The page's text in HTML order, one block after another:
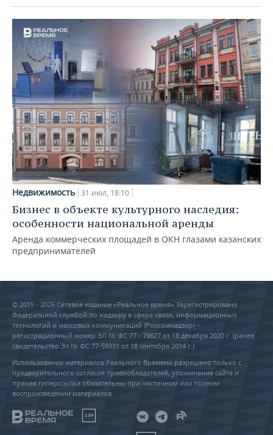
Недвижимость 31 июл, 18:10
Бизнес в объекте культурного наследия:
особенности национальной аренды
Аренда коммерческих площадей в ОКН глазами казанских
предпринимателей
© 2015 - 2026 Сетевое издание «Реальное время» Зарегистрировано
Федеральной службой по надзору в сфере связи, информационных
технологий и массовых коммуникаций (Роскомнадзор) –
регистрационный номер ЭЛ № ФС 77 - 79627 от 18 декабря 2020 г. (ранее
свидетельство Эл № ФС 77-59331 от 18 сентября 2014 г.)
Использование материалов Реального Времени разрешено только с
предварительного согласия правообладателей, упоминание сайта и
прямая гиперссылка обязательны при частичном или полном
воспроизведении материалов.
18+